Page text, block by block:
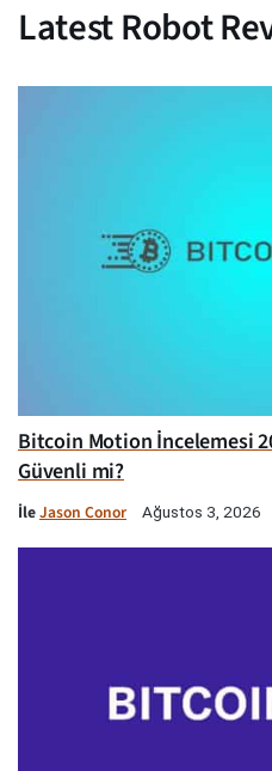
Latest Robot
Bitcoin Motion İncelemesi
Güvenli mi?
İleJason Conor Ağustos 3, 2026